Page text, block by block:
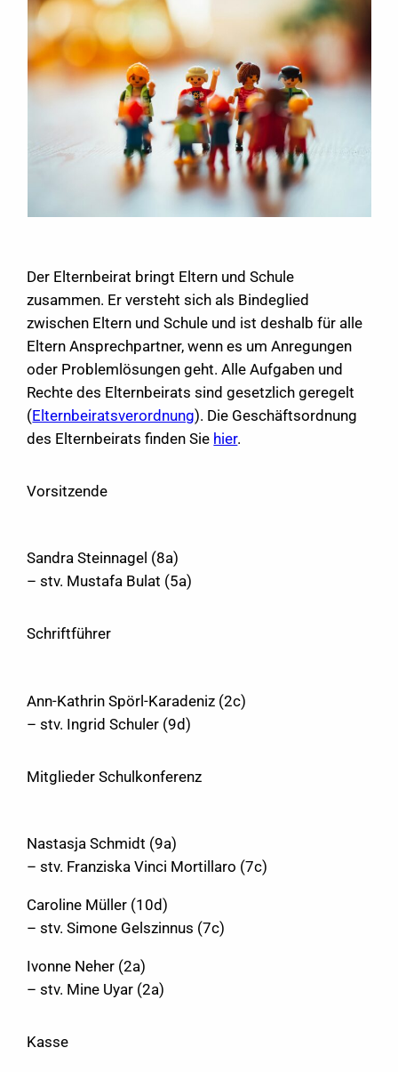
Der Elternbeirat bringt Eltern und Schule
zusammen. Er versteht sich als Bindeglied
zwischen Eltern und Schule und ist deshalb für alle
Eltern Ansprechpartner, wenn es um Anregungen
oder Problemlösungen geht. Alle Aufgaben und
Rechte des Elternbeirats sind gesetzlich geregelt
(Elternbeiratsverordnung). Die Geschäftsordnung
des Elternbeirats finden Sie hier.
Vorsitzende
Sandra Steinnagel (8a)
– stv. Mustafa Bulat (5a)
Schriftführer
Ann-Kathrin Spörl-Karadeniz (2c)
– stv. Ingrid Schuler (9d)
Mitglieder Schulkonferenz
Nastasja Schmidt (9a)
– stv. Franziska Vinci Mortillaro (7c)
Caroline Müller (10d)
– stv. Simone Gelszinnus (7c)
Ivonne Neher (2a)
– stv. Mine Uyar (2a)
Kasse